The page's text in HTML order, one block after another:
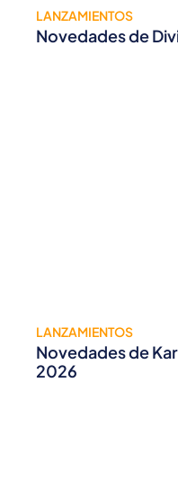
LANZAMIENTOS
Novedades de
LANZAMIENTOS
Novedades de
2026